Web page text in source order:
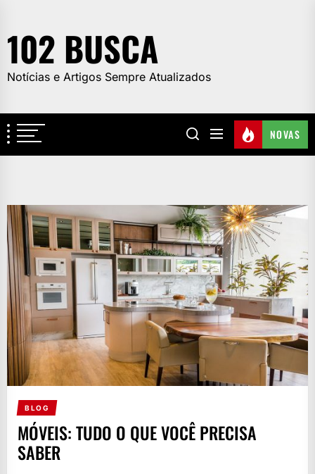
the
content
102 BUSCA
Notícias e Artigos Sempre Atualizados
NOVAS
BLOG
MÓVEIS: TUDO O QUE VOCÊ PRECISA
SABER